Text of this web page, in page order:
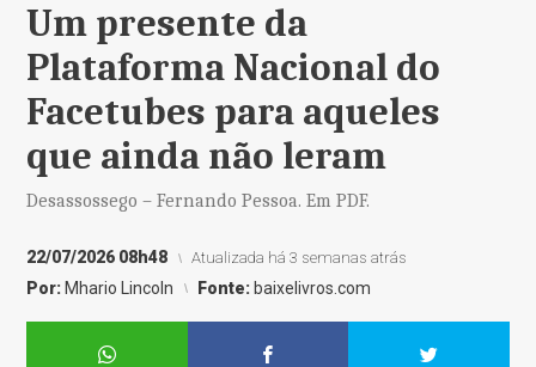
Um presente da
Plataforma Nacional do
Facetubes para aqueles
que ainda não leram
Desassossego – Fernando Pessoa. Em PDF.
22/07/2026 08h48 Atualizada há 3 semanas atrás
Por: Mhario Lincoln Fonte: baixelivros.com